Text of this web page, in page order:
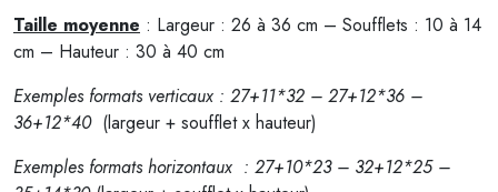
Taille moyenne : Largeur : 26 à 36 cm – Soufflets : 10 à 14
cm – Hauteur : 30 à 40 cm
Exemples formats verticaux : 27+11*32 – 27+12*36 –
36+12*40 (largeur + soufflet x hauteur)
Exemples formats horizontaux : 27+10*23 – 32+12*25 –